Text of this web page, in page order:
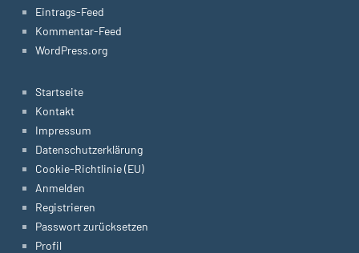
Eintrags-Feed
Kommentar-Feed
WordPress.org
Startseite
Kontakt
Impressum
Datenschutzerklärung
Cookie-Richtlinie (EU)
Anmelden
Registrieren
Passwort zurücksetzen
Profil